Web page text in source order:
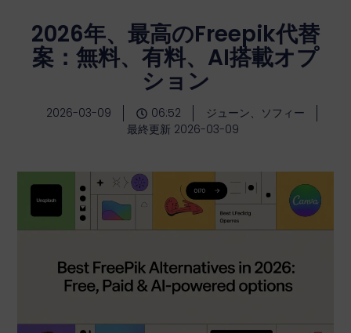
2026年、最高のFreepik代替
案：無料、有料、AI搭載オプ
ション
2026-03-09 06:52
ジューン、ソフィー
最終更新 2026-03-09